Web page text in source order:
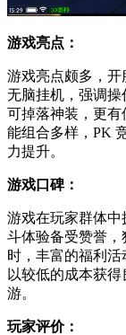
游戏亮点：
游戏亮点颇多，
无脑挂机，强调操
可掉落神装，更有
能组合多样，PK
力提升。
游戏口碑：
游戏在玩家群体
斗体验备受赞誉，
时，丰富的福利
以较低的成本获
游。
玩家评价：